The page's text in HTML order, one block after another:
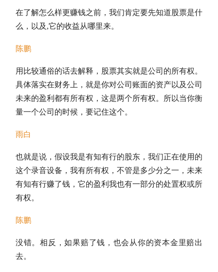
在了解怎么样更赚钱之前，我们肯定要先知道股票是什
么，以及,它的收益从哪里来。
陈鹏
用比较通俗的话去解释，股票其实就是公司的所有权。
具体落实在财务上，就是你对公司账面的资产以及公司
未来的盈利 都有所有权，这是两个所有权。所以当你衡
量一个公司的时候，要记住这个。
雨白
也就是说，假设我是有知有行的股东，我们正在使用的
这个录音设备，我有所有权，不管是多少分之一，未来
有知有行赚了钱，它的盈利我也有一部分的处置权或所
有权。
陈鹏
没错。相反，如果赔了钱，也会从你的资本金里赔出
去。